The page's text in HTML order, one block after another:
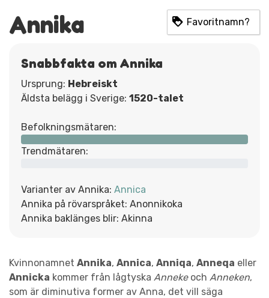
Annika Favoritnamn?
Snabbfakta om Annika
Ursprung: Hebreiskt
Äldsta belägg i Sverige: 1520-talet
Befolkningsmätaren:
Trendmätaren:
Varianter av Annika: Annica
Annika på rövarspråket: Anonnikoka
Annika baklänges blir: Akinna
Kvinnonamnet Annika, Annica, Anniqa, Anneqa eller
Annicka kommer från lågtyska Annekeoch Anneken,
som är diminutiva former av Anna, det vill säga